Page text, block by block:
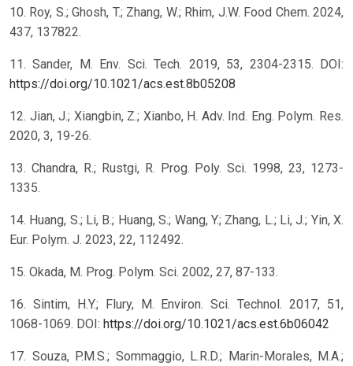
10. Roy, S.; Ghosh, T.; Zhang, W.; Rhim, J.W. Food Chem. 2024,
437, 137822.
11. Sander, M. Env. Sci. Tech. 2019, 53, 2304-2315. DOI:
https://doi.org/10.1021/acs.est.8b05208
12. Jian, J.; Xiangbin, Z.; Xianbo, H. Adv. Ind. Eng. Polym. Res.
2020, 3, 19-26.
13. Chandra, R.; Rustgi, R. Prog. Poly. Sci. 1998, 23, 1273-
1335.
14. Huang, S.; Li, B.; Huang, S.; Wang, Y.; Zhang, L.; Li, J.; Yin, X.
Eur. Polym. J. 2023, 22, 112492.
15. Okada, M. Prog. Polym. Sci. 2002, 27, 87-133.
16. Sintim, H.Y.; Flury, M. Environ. Sci. Technol. 2017, 51,
1068-1069. DOI: https://doi.org/10.1021/acs.est.6b06042
17. Souza, P.M.S.; Sommaggio, L.R.D.; Marin-Morales, M.A.;